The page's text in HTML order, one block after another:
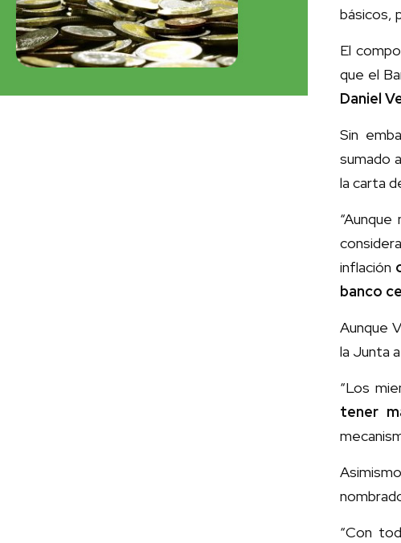
básicos,
El
que el
Daniel
Sin
sumado
la carta
inflación
banco
Aunque
la Junta
“Los
tener
“Con